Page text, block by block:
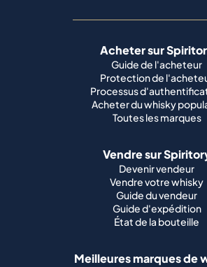
Acheter sur
Guide de l'acheteur
Protection de
Processus
Acheter du whisky
Toutes les marques
Vendre sur
Devenir vendeur
Vendre votre whisky
Guide du vendeur
Guide d'expédition
État de la bouteille
Meilleures marques de